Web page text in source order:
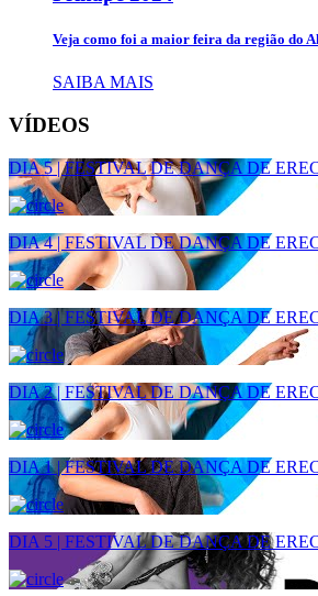
Veja como foi a maior feira da região do
SAIBA MAIS
VÍDEOS
DIA 5 | FESTIVAL DE DANÇA DE
DIA 4 | FESTIVAL DE DANÇA DE
DIA 3 | FESTIVAL DE DANÇA DE
DIA 2 | FESTIVAL DE DANÇA DE
DIA 1 | FESTIVAL DE DANÇA DE
DIA 5 | FESTIVAL DE DANÇA DE